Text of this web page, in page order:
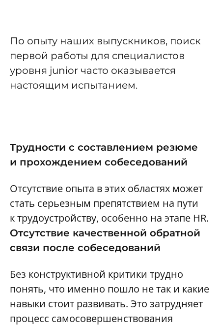
По опыту наших выпускников, поиск
первой работы для специалистов
уровня junior часто оказывается
настоящим испытанием.
Трудности с составлением резюме
и прохождением собеседований
Отсутствие опыта в этих областях может
стать серьезным препятствием на пути
к трудоустройству, особенно на этапе HR.
Отсутствие качественной обратной
связи после собеседований
Без конструктивной критики трудно
понять, что именно пошло не так и какие
навыки стоит развивать. Это затрудняет
процесс самосовершенствования